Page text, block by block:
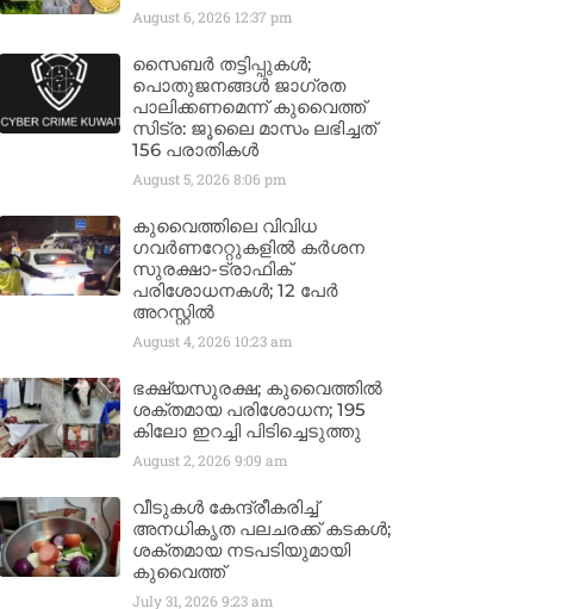
August 6, 2026 12:37 pm
സൈബർ തട്ടിപ്പുകൾ;
പൊതുജനങ്ങൾ ജാഗ്രത
പാലിക്കണമെന്ന് കുവൈത്ത്
സിട്ര: ജൂലൈ മാസം ലഭിച്ചത്
156 പരാതികൾ
August 5, 2026 8:06 pm
കുവൈത്തിലെ വിവിധ
ഗവർണറേറ്റുകളിൽ കർശന
സുരക്ഷാ-ട്രാഫിക്
പരിശോധനകൾ; 12 പേർ
അറസ്റ്റിൽ
August 4, 2026 10:23 am
ഭക്ഷ്യസുരക്ഷ; കുവൈത്തിൽ
ശക്തമായ പരിശോധന; 195
കിലോ ഇറച്ചി പിടിച്ചെടുത്തു
August 2, 2026 9:09 am
വീടുകൾ കേന്ദ്രീകരിച്ച്
അനധികൃത പലചരക്ക് കടകൾ;
ശക്തമായ നടപടിയുമായി
കുവൈത്ത്
July 31, 2026 9:23 am